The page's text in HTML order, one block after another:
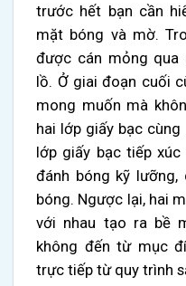
trước hết bạn cần
mặt bóng và mờ.
được cán mỏng qua
lồ. Ở giai đoạn cuối
mong muốn mà
hai lớp giấy bạc
lớp giấy bạc tiếp
đánh bóng kỹ
bóng. Ngược lại, hai
với nhau tạo ra bề
không đến từ mục
trực tiếp từ quy trình